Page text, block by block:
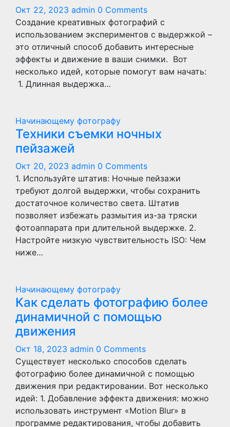
Окт 22, 2023 admin 0 Comments
Создание креативных фотографий с
использованием экспериментов с выдержкой –
это отличный способ добавить интересные
эффекты и движение в ваши снимки. Вот
несколько идей, которые помогут вам начать:
1. Длинная выдержка…
Начинающему фотографу
Техники съемки ночных
пейзажей
Окт 20, 2023 admin 0 Comments
1. Используйте штатив: Ночные пейзажи
требуют долгой выдержки, чтобы сохранить
достаточное количество света. Штатив
позволяет избежать размытия из-за тряски
фотоаппарата при длительной выдержке. 2.
Настройте низкую чувствительность ISO: Чем
ниже…
Начинающему фотографу
Как сделать фотографию более
динамичной с помощью
движения
Окт 18, 2023 admin 0 Comments
Существует несколько способов сделать
фотографию более динамичной с помощью
движения при редактировании. Вот несколько
идей: 1. Добавление эффекта движения: можно
использовать инструмент «Motion Blur» в
программе редактирования, чтобы добавить